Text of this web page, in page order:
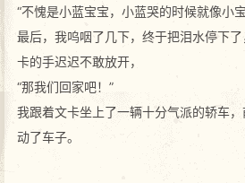
“不愧是小蓝宝宝，小蓝哭的时候就像小
最后，我呜咽了几下，终于把泪水停下
卡的手迟迟不敢放开，
“那我们回家吧！”
我跟着文卡坐上了一辆十分气派的轿车
动了车子。